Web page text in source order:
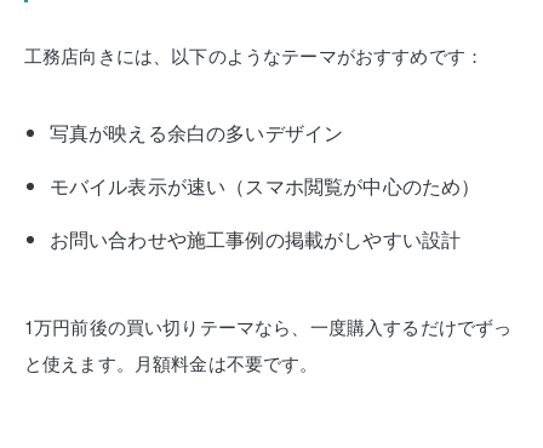
工務店向きには、以下のようなテーマがおすすめです：
写真が映える余白の多いデザイン
モバイル表示が速い（スマホ閲覧が中心のため）
お問い合わせや施工事例の掲載がしやすい設計
1万円前後の買い切りテーマなら、一度購入するだけでずっ
と使えます。月額料金は不要です。